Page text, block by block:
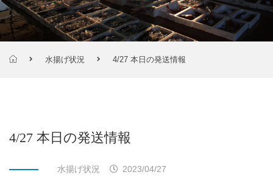
水揚げ状況 4/27 本日の発送情報
4/27 本日の発送情報
水揚げ状況 2023/04/27